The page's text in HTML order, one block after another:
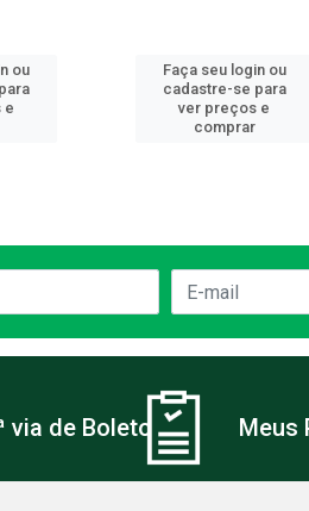
ou
e
Faça seu login ou
cadastre-se para
ver preços e
comprar
via de Boleto Meus